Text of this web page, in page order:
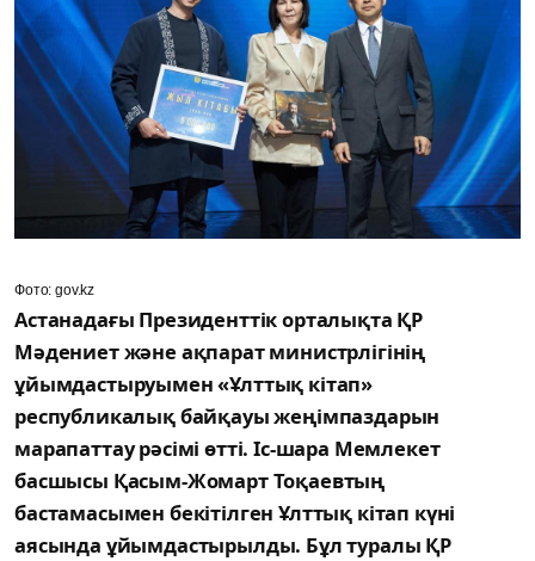
Фото: gov.kz
Астанадағы Президенттік орталықта ҚР
Мәдениет және ақпарат министрлігінің
ұйымдастыруымен «Ұлттық кітап»
республикалық байқауы жеңімпаздарын
марапаттау рәсімі өтті. Іс-шара Мемлекет
басшысы Қасым-Жомарт Тоқаевтың
бастамасымен бекітілген Ұлттық кітап күні
аясында ұйымдастырылды. Бұл туралы ҚР